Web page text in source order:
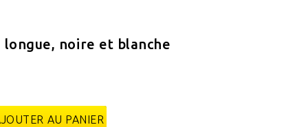
noire et blanche
AU PANIER